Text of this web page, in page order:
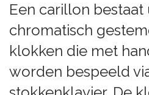
Een carillon bestaat
chromatisch
klokken die met
worden bespeeld